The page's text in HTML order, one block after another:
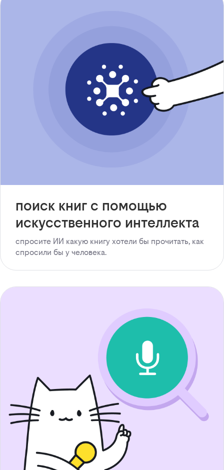
поиск книг с помощью
искусственного интеллекта
спросите ИИ какую книгу хотели бы прочитать, как
спросили бы у человека.